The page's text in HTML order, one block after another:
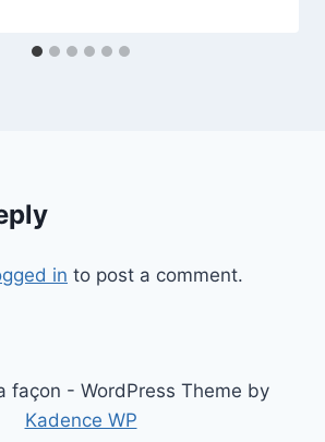
in to post a comment.
façon - WordPress Theme by
Kadence WP